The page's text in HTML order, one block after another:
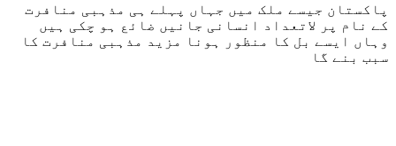
پاکستان جیسے ملک میں جہاں پہلے ہی مذہبی منافرت
کے نام پر لاتعداد انسانی جانیں ضائع ہو چکی ہیں
وہاں ایسے بل کا منظور ہونا مزید مذہبی منافرت کا
سبب بنے گا